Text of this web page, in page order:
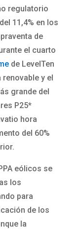
regulatorio
11,4% en los
de
el cuarto
de LevelTen
renovable y el
grande del
P25*
hora
del 60%
eólicos se
los
para
de los
la